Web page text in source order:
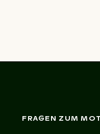
FRAGEN ZUM